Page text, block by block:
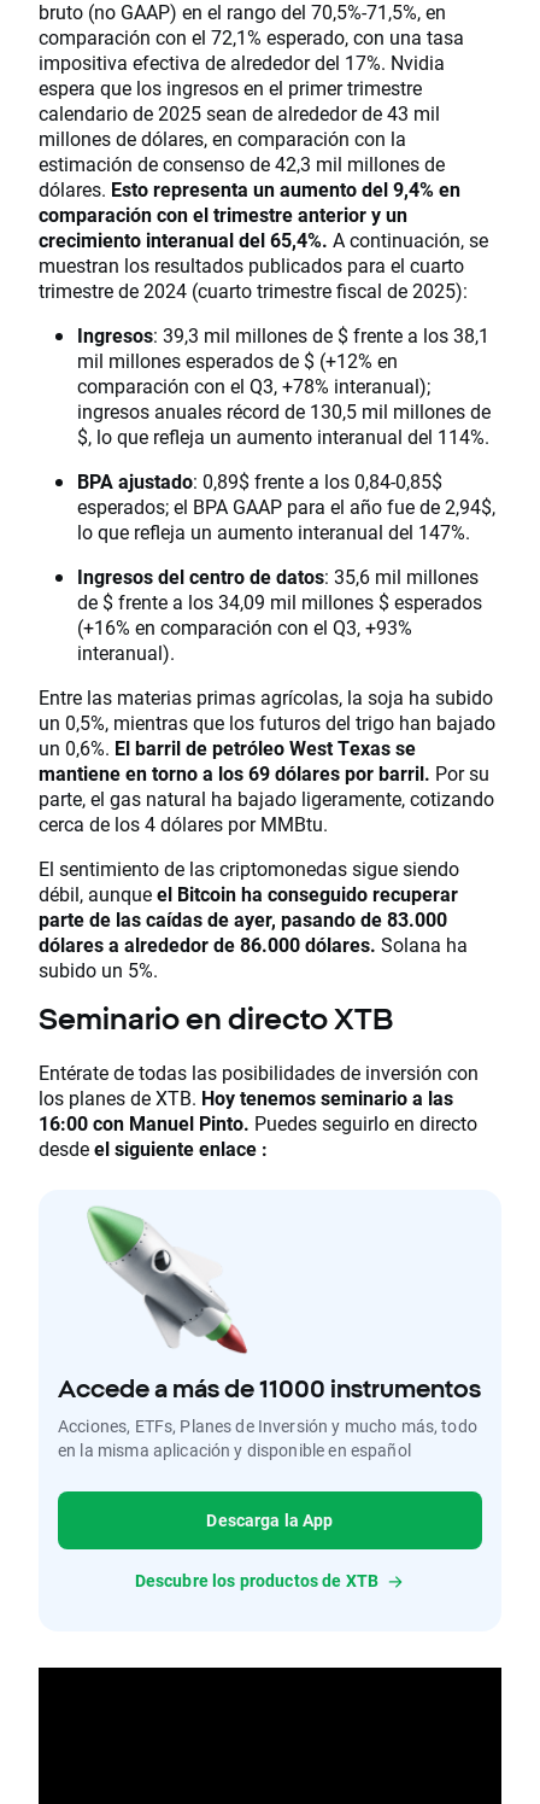
bruto (no GAAP) en el rango del 70,5%-71,5%, en
comparación con el 72,1% esperado, con una tasa
impositiva efectiva de alrededor del 17%. Nvidia
espera que los ingresos en el primer trimestre
calendario de 2025 sean de alrededor de 43 mil
millones de dólares, en comparación con la
estimación de consenso de 42,3 mil millones de
dólares. Esto representa un aumento del 9,4% en
comparación con el trimestre anterior y un
crecimiento interanual del 65,4%. A continuación, se
muestran los resultados publicados para el cuarto
trimestre de 2024 (cuarto trimestre fiscal de 2025):
Ingresos: 39,3 mil millones de $ frente a los 38,1
mil millones esperados de $ (+12% en
comparación con el Q3, +78% interanual);
ingresos anuales récord de 130,5 mil millones de
$, lo que refleja un aumento interanual del 114%.
BPA ajustado: 0,89$ frente a los 0,84-0,85$
esperados; el BPA GAAP para el año fue de 2,94$,
lo que refleja un aumento interanual del 147%.
Ingresos del centro de datos: 35,6 mil millones
de $ frente a los 34,09 mil millones $ esperados
(+16% en comparación con el Q3, +93%
interanual).
Entre las materias primas agrícolas, la soja ha subido
un 0,5%, mientras que los futuros del trigo han bajado
un 0,6%. El barril de petróleo West Texas se
mantiene en torno a los 69 dólares por barril. Por su
parte, el gas natural ha bajado ligeramente, cotizando
cerca de los 4 dólares por MMBtu.
El sentimiento de las criptomonedas sigue siendo
débil, aunqueel Bitcoin ha conseguido recuperar
parte de las caídas de ayer, pasando de 83.000
dólares a alrededor de 86.000 dólares. Solana ha
subido un 5%.
Seminario en directo XTB
Entérate de todas las posibilidades de inversión con
los planes de XTB. Hoy tenemos seminario a las
16:00 con Manuel Pinto. Puedes seguirlo en directo
desdeel siguiente enlace :
Accede a más de 11000 instrumentos
Acciones, ETFs, Planes de Inversión y mucho más, todo
en la misma aplicación y disponible en español
Descarga la App
Descubre los productos de XTB